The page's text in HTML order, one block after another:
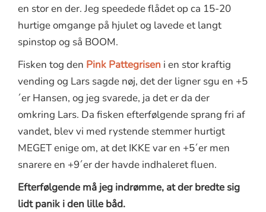
en stor en der. Jeg speedede flådet op ca 15-20
hurtige omgange på hjulet og lavede et langt
spinstop og så BOOM.
Fisken tog den Pink Pattegrisen i en stor kraftig
vending og Lars sagde nøj, det der ligner sgu en +5
´er Hansen, og jeg svarede, ja det er da der
omkring Lars. Da fisken efterfølgende sprang fri af
vandet, blev vi med rystende stemmer hurtigt
MEGET enige om, at det IKKE var en +5´er men
snarere en +9´er der havde indhaleret fluen.
Efterfølgende må jeg indrømme, at der bredte sig
lidt panik i den lille båd.